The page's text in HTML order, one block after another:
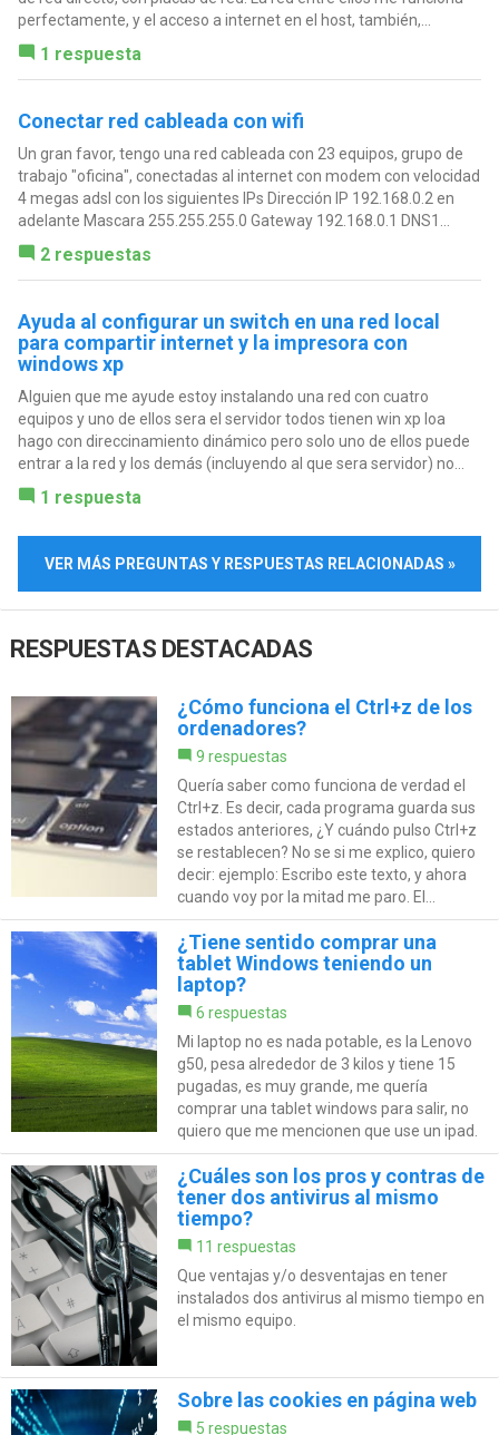
perfectamente, y el acceso a internet en el host, también,...
1 respuesta
Conectar red cableada con wifi
Un gran favor, tengo una red cableada con 23 equipos, grupo de
trabajo "oficina", conectadas al internet con modem con velocidad
4 megas adsl con los siguientes IPs Dirección IP 192.168.0.2 en
adelante Mascara 255.255.255.0 Gateway 192.168.0.1 DNS1...
2 respuestas
Ayuda al configurar un switch en una red local
para compartir internet y la impresora con
windows xp
Alguien que me ayude estoy instalando una red con cuatro
equipos y uno de ellos sera el servidor todos tienen win xp loa
hago con direccinamiento dinámico pero solo uno de ellos puede
entrar a la red y los demás (incluyendo al que sera servidor) no...
1 respuesta
VER MÁS PREGUNTAS Y RESPUESTAS RELACIONADAS »
RESPUESTAS DESTACADAS
¿Cómo funciona el Ctrl+z de los
ordenadores?
9 respuestas
Quería saber como funciona de verdad el
Ctrl+z. Es decir, cada programa guarda sus
estados anteriores, ¿Y cuándo pulso Ctrl+z
se restablecen? No se si me explico, quiero
decir: ejemplo: Escribo este texto, y ahora
cuando voy por la mitad me paro. El...
¿Tiene sentido comprar una
tablet Windows teniendo un
laptop?
6 respuestas
Mi laptop no es nada potable, es la Lenovo
g50, pesa alrededor de 3 kilos y tiene 15
pugadas, es muy grande, me quería
comprar una tablet windows para salir, no
quiero que me mencionen que use un ipad.
¿Cuáles son los pros y contras de
tener dos antivirus al mismo
tiempo?
11 respuestas
Que ventajas y/o desventajas en tener
instalados dos antivirus al mismo tiempo en
el mismo equipo.
Sobre las cookies en página web
5 respuestas